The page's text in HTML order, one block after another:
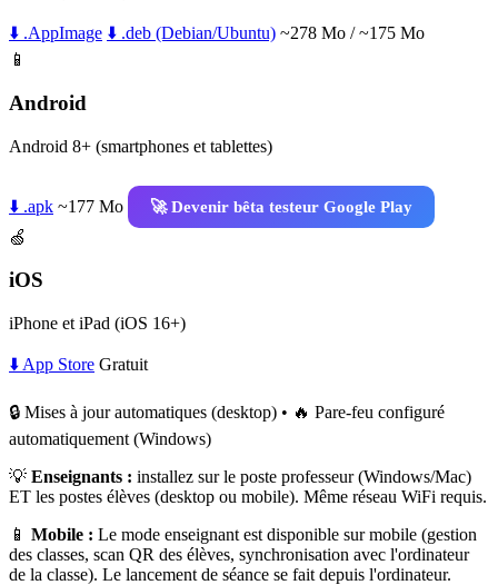
⬇️ .AppImage ⬇️ .deb (Debian/Ubuntu) ~278 Mo / ~175 Mo
📱
Android
Android 8+ (smartphones et tablettes)
⬇️ .apk ~177 Mo
🚀 Devenir bêta testeur Google Play
🍏
iOS
iPhone et iPad (iOS 16+)
⬇️ App Store Gratuit
🔒 Mises à jour automatiques (desktop) • 🔥 Pare-feu configuré
automatiquement (Windows)
💡 Enseignants : installez sur le poste professeur (Windows/Mac)
ET les postes élèves (desktop ou mobile). Même réseau WiFi requis.
📱 Mobile : Le mode enseignant est disponible sur mobile (gestion
des classes, scan QR des élèves, synchronisation avec l'ordinateur
de la classe). Le lancement de séance se fait depuis l'ordinateur.